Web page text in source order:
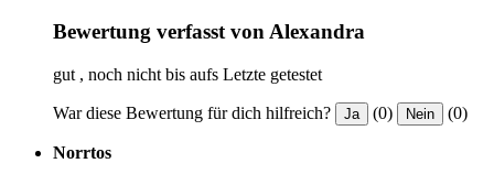
Bewertung verfasst von Alexandra
gut , noch nicht bis aufs Letzte getestet
War diese Bewertung für dich hilfreich? Ja (0) Nein (0)
Norrtos